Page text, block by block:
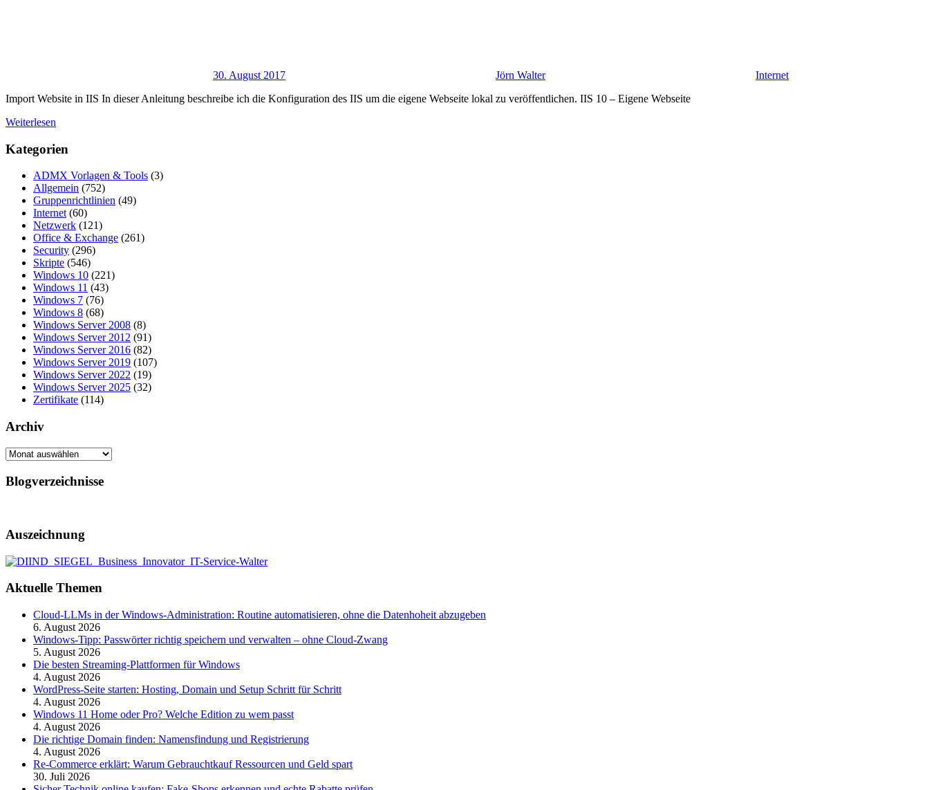
30. August 2017 Jörn Walter
Internet
Import Website in IIS In dieser Anleitung beschreibe ich die Konfiguration des IIS um die eigene Webseite lokal zu veröffentlichen. IIS 10 – Eigene Webseite
Weiterlesen
Kategorien
ADMX Vorlagen & Tools (3)
Allgemein (752)
Gruppenrichtlinien (49)
Internet(60)
Netzwerk (121)
Office & Exchange (261)
Security (296)
Skripte (546)
Windows 10 (221)
Windows 11 (43)
Windows 7 (76)
Windows 8 (68)
Windows Server 2008 (8)
Windows Server 2012 (91)
Windows Server 2016 (82)
Windows Server 2019 (107)
Windows Server 2022 (19)
Windows Server 2025 (32)
Zertifikate (114)
Archiv
Archiv
Blogverzeichnisse
Auszeichnung
Aktuelle Themen
Cloud-LLMs in der Windows-Administration: Routine automatisieren, ohne die Datenhoheit abzugeben
6. August 2026
Windows-Tipp: Passwörter richtig speichern und verwalten – ohne Cloud-Zwang
5. August 2026
Die besten Streaming-Plattformen für Windows
4. August 2026
WordPress-Seite starten: Hosting, Domain und Setup Schritt für Schritt
4. August 2026
Windows 11 Home oder Pro? Welche Edition zu wem passt
4. August 2026
Die richtige Domain finden: Namensfindung und Registrierung
4. August 2026
Re-Commerce erklärt: Warum Gebrauchtkauf Ressourcen und Geld spart
30. Juli 2026